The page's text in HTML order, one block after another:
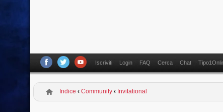
Iscriviti Login FAQ Cerca Chat
Indice ‹ Community ‹ Invitational